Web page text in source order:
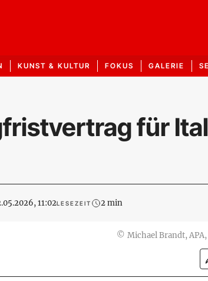
KUNST & KULTUR FOKUS GALERIE
für
11:02LESEZEIT 2 min
© Michael Brandt, APA,